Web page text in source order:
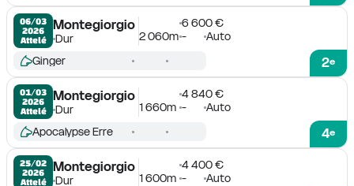
06/03
2026
Attelé
Montegiorgio
Dur
6 600 €
2 060m - Auto
2e
Ginger
01/03
2026
Attelé
Montegiorgio
Dur
4 840 €
1 660m - Auto
4e
Apocalypse Erre
25/02
2026
Attelé
Montegiorgio
Dur
4 400 €
1 600m - Auto